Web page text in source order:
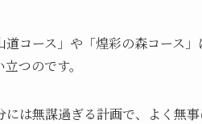
コース」や「煌彩の森コース」
つのです。
は無謀過ぎる計画で、よく無